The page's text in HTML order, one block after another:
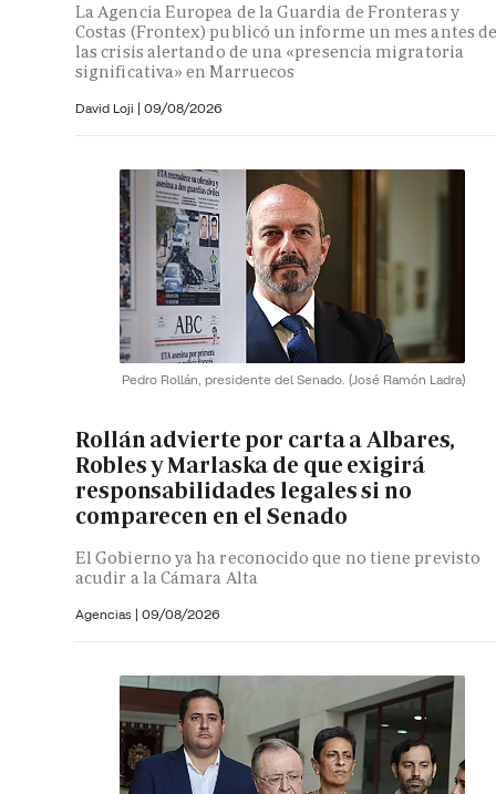
La Agencia Europea de la Guardia de Fronteras y
Costas (Frontex) publicó un informe un mes antes
las crisis alertando de una «presencia migratoria
significativa» en Marruecos
David Loji | 09/08/2026
Pedro Rollán, presidente del Senado. (José Ramón Ladra)
Rollán advierte por carta a Albares,
Robles y Marlaska de que exigirá
responsabilidades legales si no
comparecen en el Senado
El Gobierno ya ha reconocido que no tiene previsto
acudir a la Cámara Alta
Agencias | 09/08/2026